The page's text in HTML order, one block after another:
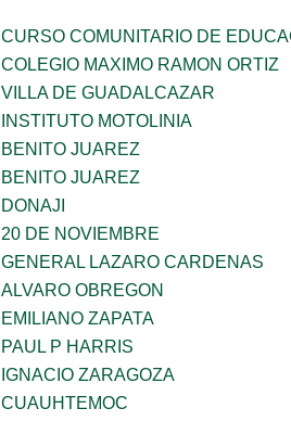
CURSO COMUNITARIO DE
COLEGIO MAXIMO RAMON ORTIZ
VILLA DE GUADALCAZAR
INSTITUTO MOTOLINIA
BENITO JUAREZ
BENITO JUAREZ
DONAJI
20 DE NOVIEMBRE
GENERAL LAZARO CARDENAS
ALVARO OBREGON
EMILIANO ZAPATA
PAUL P HARRIS
IGNACIO ZARAGOZA
CUAUHTEMOC